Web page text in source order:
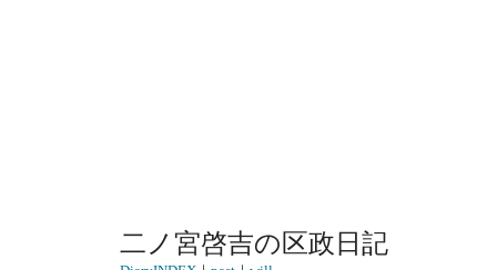
二ノ宮啓吉の区政日記